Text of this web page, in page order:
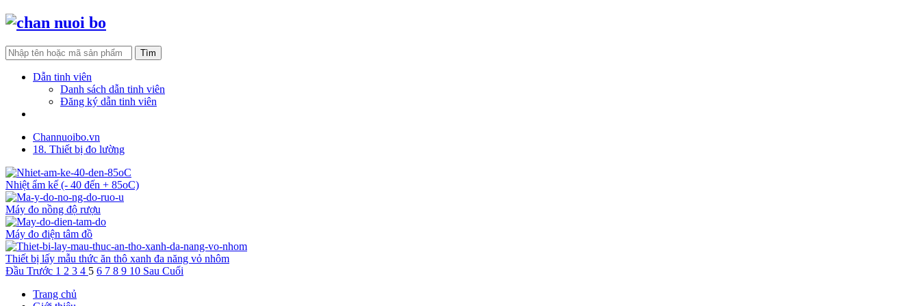
Dẫn tinh viên
Danh sách dẫn tinh viên
Đăng ký dẫn tinh viên
Channuoibo.vn
18. Thiết bị đo lường
Nhiệt ẩm kế (- 40 đến + 85oC)
Máy đo nồng độ rượu
Máy đo điện tâm đồ
Thiết bị lấy mẫu thức ăn thô xanh đa năng vỏ nhôm
Đầu Trước 1 2 3 4 5 6 7 8 9 10 Sau Cuối
Trang chủ